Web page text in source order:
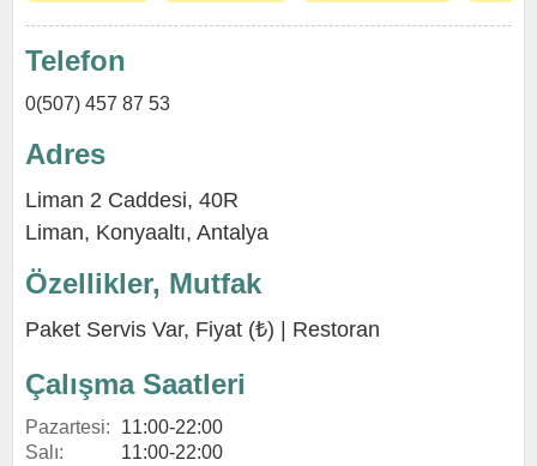
Telefon
0(507) 457 87 53
Adres
Liman 2 Caddesi, 40R
Liman, Konyaaltı, Antalya
Özellikler, Mutfak
Paket Servis Var, Fiyat (₺) | Restoran
Çalışma Saatleri
Pazartesi:
11:00-22:00
Salı:
11:00-22:00